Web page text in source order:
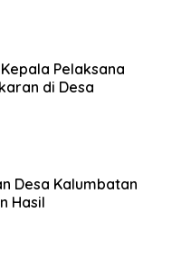
Pelaksana
di Desa
Desa Kalumbatan
Hasil